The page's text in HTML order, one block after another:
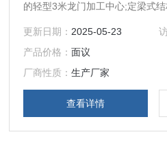
的轻型3米龙门加工中心;定梁式
动，X轴左右移动，Z轴上下移动
更新日期： 2025-05-23
产品价格：面议
厂商性质：生产厂家
查看详情